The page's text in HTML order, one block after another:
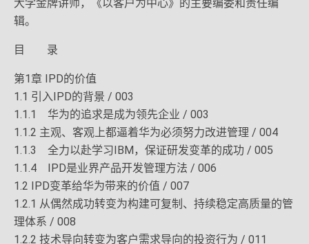
大学金牌讲师，《以客户为中心》的主要编委和责任编
辑。
目 录
第1章 IPD的价值
1.1 引入IPD的背景 / 003
1.1.1 华为的追求是成为领先企业 / 003
1.1.2 主观、客观上都逼着华为必须努力改进管理 / 004
1.1.3 全力以赴学习IBM，保证研发变革的成功 / 005
1.1.4 IPD是业界产品开发管理方法 / 006
1.2 IPD变革给华为带来的价值 / 007
1.2.1 从偶然成功转变为构建可复制、持续稳定高质量的管
理体系 / 008
1.2.2 技术导向转变为客户需求导向的投资行为 / 011